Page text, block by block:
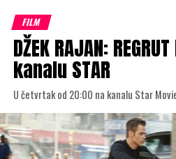
FILM
DŽEK RAJAN:
kanalu STAR
U četvrtak od 20:00 na kanalu Star